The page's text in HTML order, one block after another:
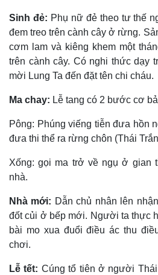
Sinh đẻ: Phụ nữ đẻ theo tư thế
đem treo trên cành cây ở rừng.
cơm lam và kiêng khem một
trên cành cây. Có nghi thức dạy
mời Lung Ta đến đặt tên chi cháu.
Ma chay: Lễ tang có 2 bước cơ
Pông: Phúng viếng tiễn đưa hồn
đưa thi thể ra rừng chôn (Thái
Xống: gọi ma trở về ngụ ở gian
nhà.
Nhà mới: Dẫn chủ nhân lên
đốt củi ở bếp mới. Người ta thực
bài mo xua đuổi điều ác thu
chơi.
Lễ tết: Cúng tổ tiên ở người